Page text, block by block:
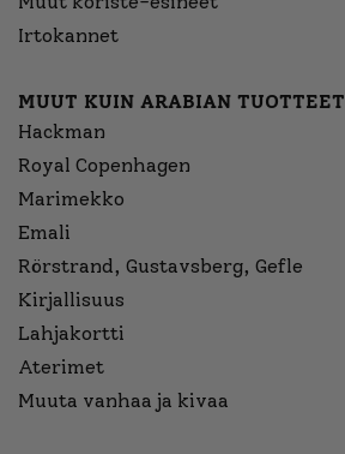
Irtokannet
MUUT KUIN ARABIAN TUOTTEET
Hackman
Royal Copenhagen
Marimekko
Emali
Rörstrand, Gustavsberg, Gefle
Kirjallisuus
Lahjakortti
Aterimet
Muuta vanhaa ja kivaa